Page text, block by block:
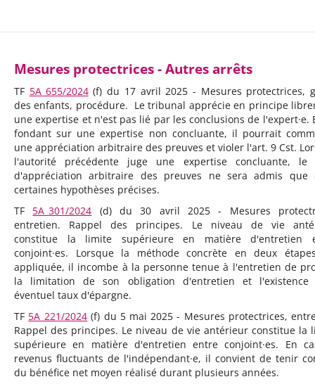
Mesures protectrices - Autres arrêts
TF 5A_655/2024(f) du 17 avril 2025 - Mesures protectrices,
des enfants, procédure. Le tribunal apprécie en principe
une expertise et n'est pas lié par les conclusions de l'expert·e.
fondant sur une expertise non concluante, il pourrait
une appréciation arbitraire des preuves et violer l'art. 9 Cst.
l'autorité précédente juge une expertise concluante, le
d'appréciation arbitraire des preuves ne sera admis que
certaines hypothèses précises.
TF 5A_301/2024 (d) du 30 avril 2025 - Mesures
entretien. Rappel des principes. Le niveau de vie
constitue la limite supérieure en matière d'entretien
conjoint·es. Lorsque la méthode concrète en deux
appliquée, il incombe à la personne tenue à l'entretien de
la limitation de son obligation d'entretien et l'existence
éventuel taux d'épargne.
TF 5A_221/2024 (f) du 5 mai 2025 - Mesures protectrices,
Rappel des principes. Le niveau de vie antérieur constitue la
supérieure en matière d'entretien entre conjoint·es. En
revenus fluctuants de l'indépendant·e, il convient de tenir
du bénéfice net moyen réalisé durant plusieurs années.